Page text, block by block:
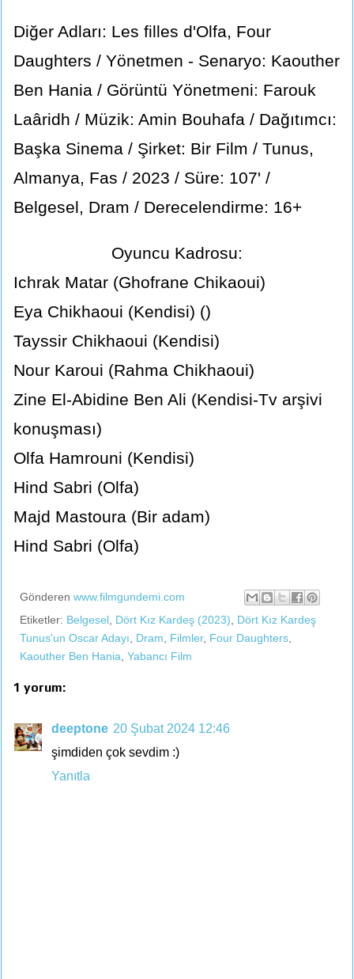
Diğer Adları: Les filles d'Olfa, Four
Daughters / Yönetmen - Senaryo: Kaouther
Ben Hania / Görüntü Yönetmeni: Farouk
Laâridh / Müzik: Amin Bouhafa / Dağıtımcı:
Başka Sinema / Şirket: Bir Film / Tunus,
Almanya, Fas / 2023 / Süre: 107' /
Belgesel, Dram / Derecelendirme: 16+
Oyuncu Kadrosu:
Ichrak Matar (Ghofrane Chikaoui)
Eya Chikhaoui (Kendisi) ()
Tayssir Chikhaoui (Kendisi)
Nour Karoui (Rahma Chikhaoui)
Zine El-Abidine Ben Ali (Kendisi-Tv arşivi
konuşması)
Olfa Hamrouni (Kendisi)
Hind Sabri (Olfa)
Majd Mastoura (Bir adam)
Hind Sabri (Olfa)
Gönderen www.filmgundemi.com
Etiketler: Belgesel Dört Kız Kardeş (2023)
Dört Kız Kardeş
Tunus'un Oscar Adayı
Dram Filmler, Four Daughters
Kaouther Ben Hania Yabancı Film
1 yorum:
deeptone 20 Şubat 2024 12:46
şimdiden çok sevdim :)
Yanıtla